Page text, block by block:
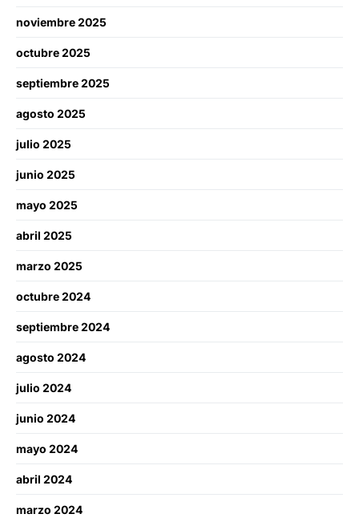
noviembre 2025
octubre 2025
septiembre 2025
agosto 2025
julio 2025
junio 2025
mayo 2025
abril 2025
marzo 2025
octubre 2024
septiembre 2024
agosto 2024
julio 2024
junio 2024
mayo 2024
abril 2024
marzo 2024